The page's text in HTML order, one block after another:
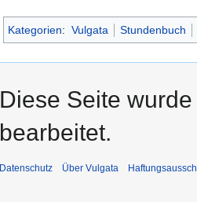
Kategorien: Vulgata Stundenbuch
Diese Seite
bearbeitet.
Datenschutz Über Vulgata